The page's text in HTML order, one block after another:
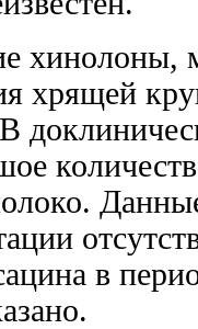
хинолоны,
хрящей
в